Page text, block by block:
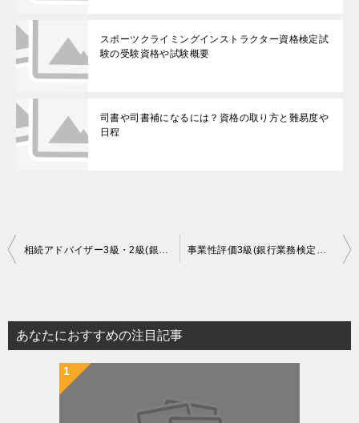
スポーツクライミングインストラクター資格検定試
験の受験資格や試験概要
司書や司書補になるには？資格の取り方と難易度や
日程
投
ビ
ゲ
相続アドバイザー3級・2級(銀行業務検定試験)の問題内容や合格率と難易度 事業性評価3級(銀行業務検定試験)の問題内容や合格率と難易度
あなたにおすすめの注目記事